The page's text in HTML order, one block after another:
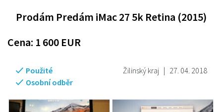
Prodám Predám iMac 27 5k Retina (2015)
Cena: 1 600 EUR
Žilinský kraj | 27. 04. 2018
Použité
Osobní odběr